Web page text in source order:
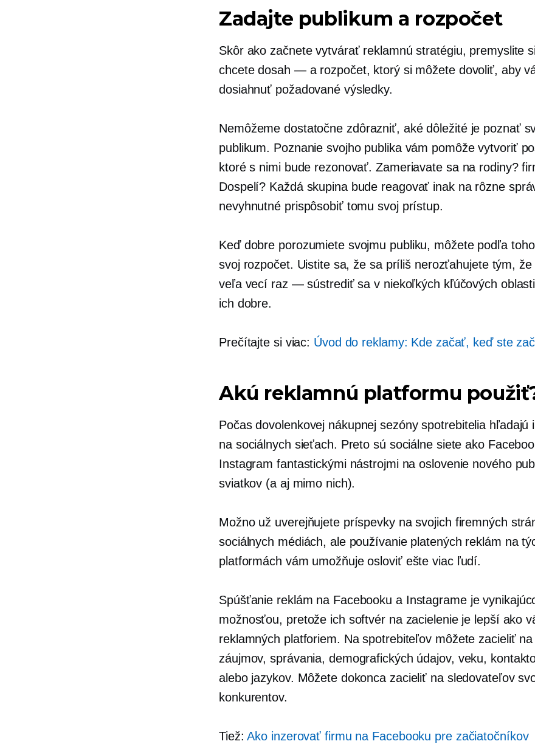
Zadajte publikum a rozpočet
Skôr ako začnete vytvárať reklamnú stratégiu, premyslite
chcetedosah — arozpočet, ktorý si môžete dovoliť, aby
dosiahnuť požadované výsledky.
Nemôžeme dostatočne zdôrazniť, aké dôležité je poznať
publikum. Poznanie svojho publika vám pomôže vytvoriť
ktoré s nimi bude rezonovať. Zameriavate sa na rodiny?
Dospelí? Každá skupina bude reagovať inak na rôzne
nevyhnutné prispôsobiť tomu svoj prístup.
Keď dobre porozumiete svojmu publiku, môžete podľa
svoj rozpočet. Uistite sa, že sa príliš nerozťahujete tým,
veľa vecí raz — sústrediť sa v niekoľkých kľúčových
ich dobre.
Prečítajte si viac: Úvod do reklamy: Kde začať, keď ste
Akú reklamnú platformu
Počas dovolenkovej nákupnej sezóny spotrebitelia hľadajú
na sociálnych sieťach. Preto sú sociálne siete ako
Instagram fantastickými nástrojmi na oslovenie nového
sviatkov (a aj mimo nich).
Možno už uverejňujete príspevky na svojich firemných
sociálnych médiách, ale používanie platených reklám na
platformách vám umožňuje osloviť ešte viac ľudí.
Spúšťanie reklám na Facebooku a Instagrame je
možnosťou, pretože ich softvér na zacielenie je lepší ako
reklamných platforiem. Na spotrebiteľov môžete zacieliť
záujmov, správania, demografických údajov, veku,
alebo jazykov. Môžete dokonca zacieliť na sledovateľov
konkurentov.
Tiež:Ako inzerovať firmu na Facebooku pre začiatočníkov